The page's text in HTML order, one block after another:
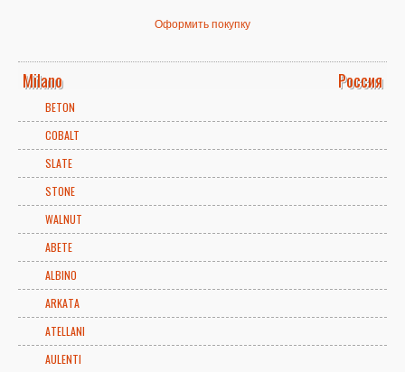
Оформить покупку
Milano Россия
BETON
COBALT
SLATE
STONE
WALNUT
ABETE
ALBINO
ARKATA
ATELLANI
AULENTI